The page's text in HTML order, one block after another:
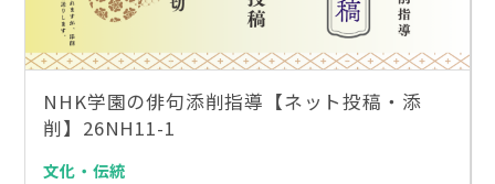
NHK学園の俳句添削指導【ネット投稿・添
削】26NH11-1
文化・伝統